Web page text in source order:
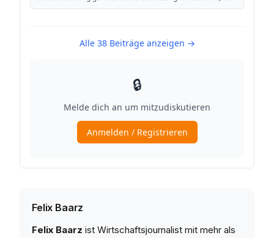
Felix Baarz
Felix Baarz ist Wirtschaftsjournalist mit mehr als